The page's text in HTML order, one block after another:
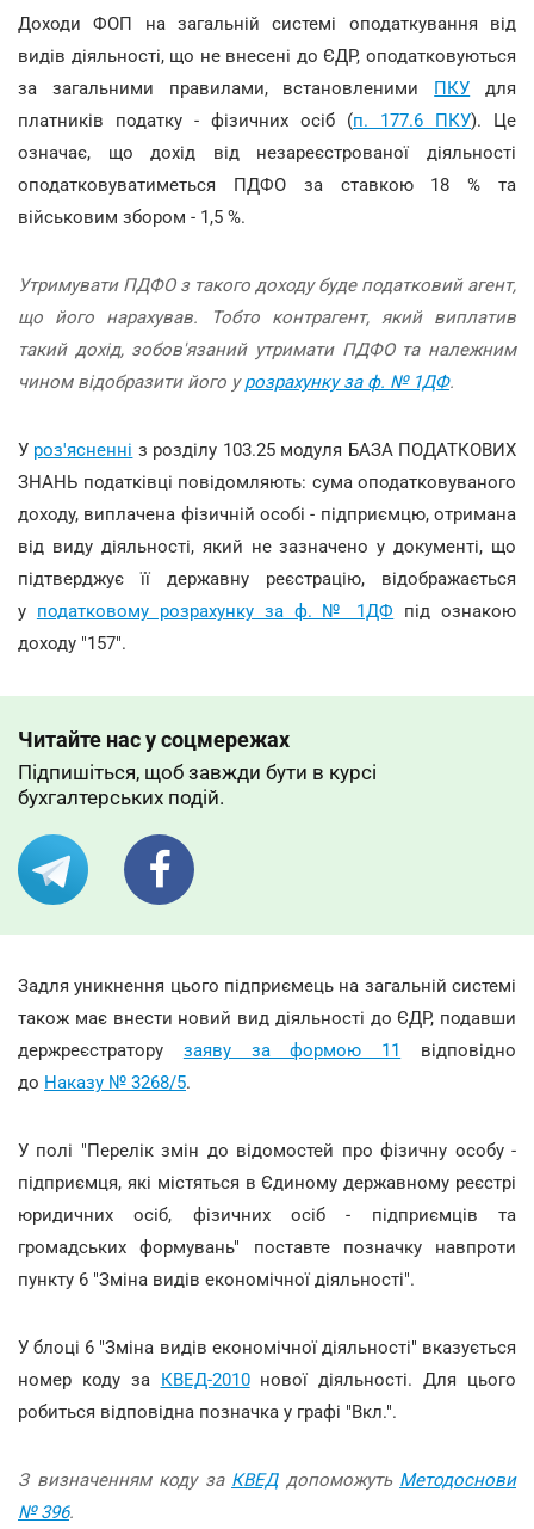
Доходи ФОП на загальній системі оподаткування від
видів діяльності, що не внесені до ЄДР, оподатковуються
за загальними правилами, встановленими ПКУ для
платників податку - фізичних осіб (п. 177.6 ПКУ). Це
означає, що дохід від незареєстрованої діяльності
оподатковуватиметься ПДФО за ставкою 18 % та
військовим збором - 1,5 %.
Утримувати ПДФО з такого доходу буде податковий агент,
що його нарахував. Тобто контрагент, який виплатив
такий дохід, зобов'язаний утримати ПДФО та належним
чином відобразити його урозрахунку за ф. № 1ДФ.
У роз'ясненні з розділу 103.25 модуля БАЗА ПОДАТКОВИХ
ЗНАНЬ податківці повідомляють: сума оподатковуваного
доходу, виплачена фізичній особі - підприємцю, отримана
від виду діяльності, який не зазначено у документі, що
підтверджує її державну реєстрацію, відображається
у податковому розрахунку за ф. № 1ДФ під ознакою
доходу "157".
Читайте нас у соцмережах
Підпишіться, щоб завжди бути в курсі
бухгалтерських подій.
Задля уникнення цього підприємець на загальній системі
також має внести новий вид діяльності до ЄДР, подавши
держреєстратору заяву за формою 11
відповідно
до Наказу № 3268/5.
У полі "Перелік змін до відомостей про фізичну особу -
підприємця, які містяться в Єдиному державному реєстрі
юридичних осіб, фізичних осіб - підприємців та
громадських формувань" поставте позначку навпроти
пункту 6 "Зміна видів економічної діяльності".
У блоці 6 "Зміна видів економічної діяльності" вказується
номер коду за КВЕД-2010нової діяльності. Для цього
робиться відповідна позначка у графі "Вкл.".
З визначенням коду за КВЕДдопоможуть Методоснови
№ 396.